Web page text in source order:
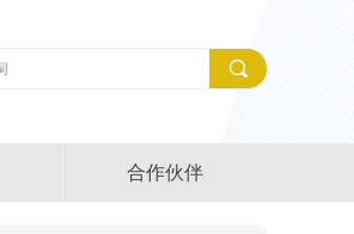
끠
合作伙伴